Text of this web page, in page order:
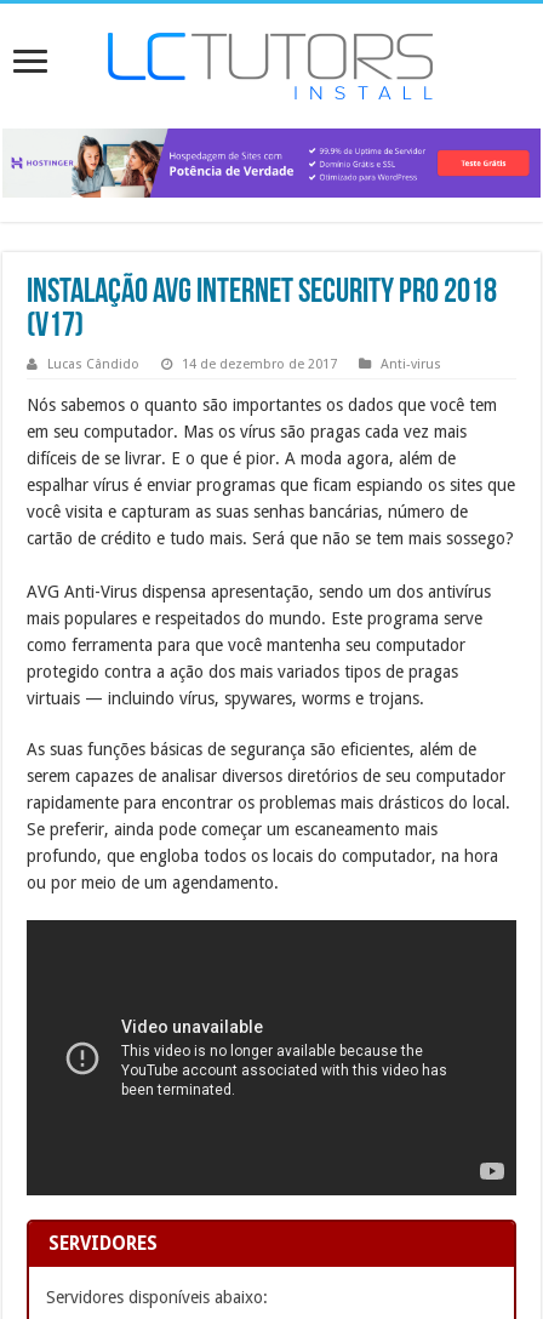
Instalação AVG Internet Security PRO 2018
(v17)
Lucas Cândido 14 de dezembro de 2017 Anti-virus
Nós sabemos o quanto são importantes os dados que você tem
em seu computador. Mas os vírus são pragas cada vez mais
difíceis de se livrar. E o que é pior. A moda agora, além de
espalhar vírus é enviar programas que ficam espiando os sites que
você visita e capturam as suas senhas bancárias, número de
cartão de crédito e tudo mais. Será que não se tem mais sossego?
AVG Anti-Virus dispensa apresentação, sendo um dos antivírus
mais populares e respeitados do mundo. Este programa serve
como ferramenta para que você mantenha seu computador
protegido contra a ação dos mais variados tipos de pragas
virtuais — incluindo vírus, spywares, worms e trojans.
As suas funções básicas de segurança são eficientes, além de
serem capazes de analisar diversos diretórios de seu computador
rapidamente para encontrar os problemas mais drásticos do local.
Se preferir, ainda pode começar um escaneamento mais
profundo, que engloba todos os locais do computador, na hora
ou por meio de um agendamento.
SERVIDORES
Servidores disponíveis abaixo: